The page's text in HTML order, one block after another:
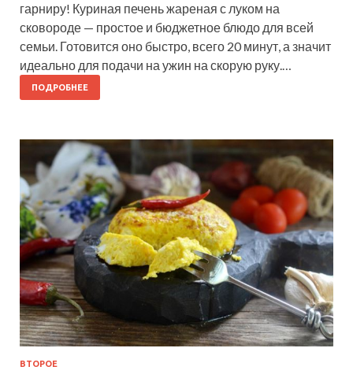
гарниру! Куриная печень жареная с луком на
сковороде — простое и бюджетное блюдо для всей
семьи. Готовится оно быстро, всего 20 минут, а значит
идеально для подачи на ужин на скорую руку.…
ПОДРОБНЕЕ
ВТОРОЕ